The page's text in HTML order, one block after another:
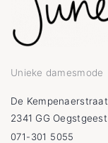
Unieke damesmode
De
2341 GG Oegstgeest
071-301 5055